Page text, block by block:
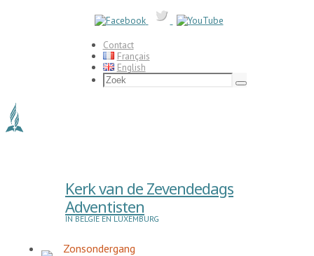
Contact
Français
English
Zoeken
naar:
Zoek
Kerk van de Zevendedags
Adventisten
IN BELGIË EN LUXEMBURG
Zonsondergang